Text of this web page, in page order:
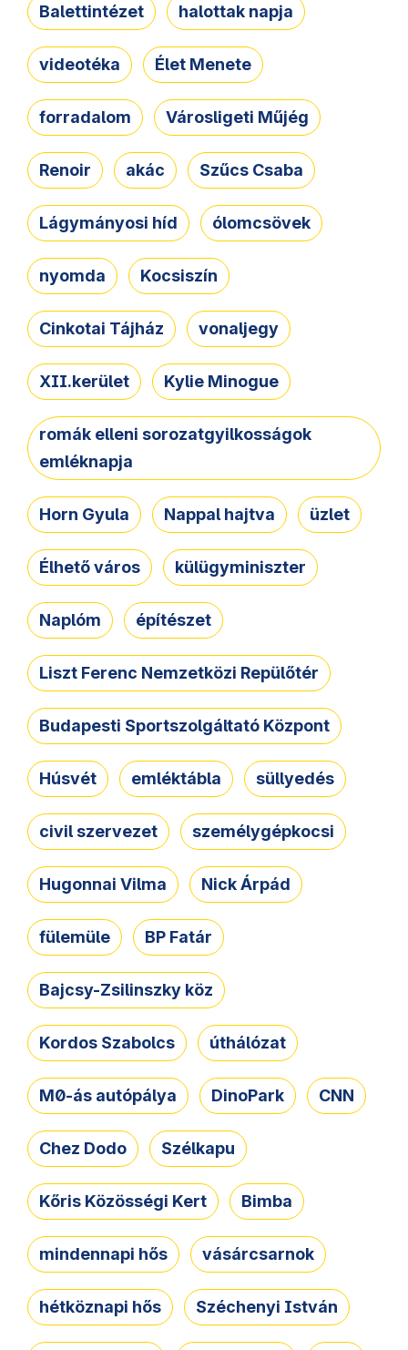
Balettintézet halottak napja
videotéka Élet Menete
forradalom Városligeti Műjég
Renoir akác Szűcs Csaba
Lágymányosi híd ólomcsövek
nyomda Kocsiszín
Cinkotai Tájház vonaljegy
XII.kerület Kylie Minogue
romák elleni sorozatgyilkosságok
emléknapja
Horn Gyula Nappal hajtva üzlet
Élhető város külügyminiszter
Naplóm építészet
Liszt Ferenc Nemzetközi Repülőtér
Budapesti Sportszolgáltató Központ
Húsvét emléktábla süllyedés
civil szervezet személygépkocsi
Hugonnai Vilma Nick Árpád
fülemüle BP Fatár
Bajcsy-Zsilinszky köz
Kordos Szabolcs úthálózat
M0-ás autópálya DinoPark CNN
Chez Dodo Szélkapu
Kőris Közösségi Kert Bimba
mindennapi hős vásárcsarnok
hétköznapi hős Széchenyi István